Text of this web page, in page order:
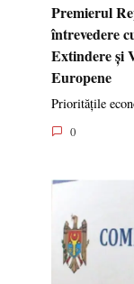
Premierul
întrevedere
Extindere și
Europene
Prioritățile
0